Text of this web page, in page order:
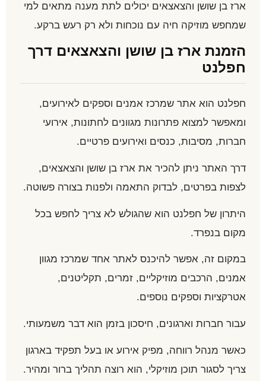
ארז בן שושן והצאצאים יכולים לתת מענה מתאים למי
שמחפש מוזיקה חיה עם נוכחות ולא רק רעש ברקע.
הזמנת ארז בן שושן והצאצאים דרך
חפלנט
חפלנט הוא אתר שמרכז אמנים וספקים לאירועים,
ומאפשר למצוא פתרונות מגוונים לחתונות, אירועי
חברות, מסיבות, כנסים ואירועים פרטיים.
דרך האתר ניתן להכיר את ארז בן שושן והצאצאים,
לצפות בפרטים, לבדוק התאמה ולפנות בצורה פשוטה.
היתרון של חפלנט הוא שהגולש לא צריך לחפש בכל
מקום בנפרד.
במקום זה, אפשר להיכנס לאתר אחד שמרכז מגוון
אמנים, הרכבים מוזיקליים, זמרים, תקליטנים,
אטרקציות וספקים נוספים.
עבור חברות וארגונים, חיסכון בזמן הוא דבר משמעותי.
כאשר מנהל רווחה, מפיק אירוע או בעל תפקיד בארגון
צריך לסגור תוכן מוזיקלי, הוא רוצה תהליך ברור ומהיר.